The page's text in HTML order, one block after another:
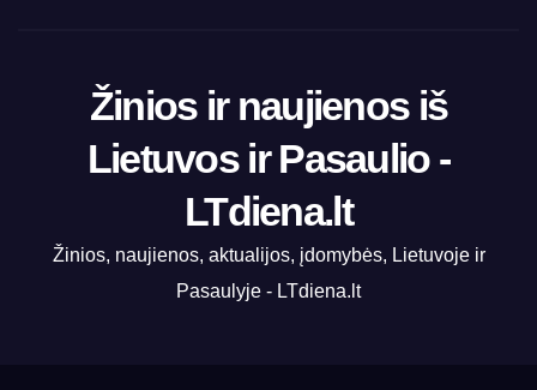
Žinios ir naujienos iš
Lietuvos ir Pasaulio -
LTdiena.lt
Žinios, naujienos, aktualijos, įdomybės, Lietuvoje ir
Pasaulyje - LTdiena.lt